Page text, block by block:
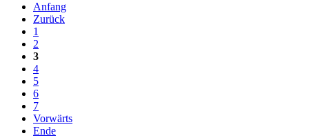
Anfang
Zurück
1
2
3
4
5
6
7
Vorwärts
Ende